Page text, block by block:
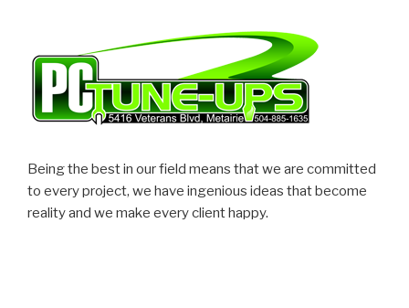
Being the best in our field means that we are committed
to every project, we have ingenious ideas that become
reality and we make every client happy.